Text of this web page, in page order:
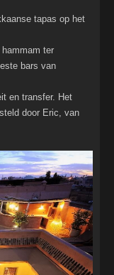
tapas op het
ter
bars van
en transfer. Het
door Eric, van